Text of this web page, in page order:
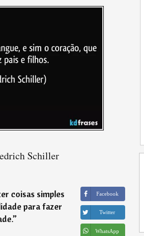
Schiller
coisas simples
para fazer
”
Facebook
Twitter
WhatsApp